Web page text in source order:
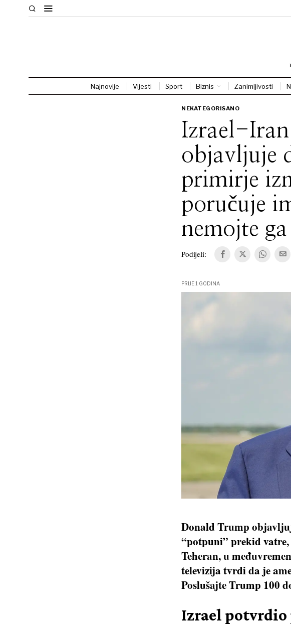
Najnovije Vijesti Sport Biznis Zanimljivosti
NEKATEGORISANO
Izrael-
objavljuje
primirje
poručuje
nemojte
Podijeli:
PRIJE 1 GODINA
Donald Trump
“potpuni” prekid
Teheran, u
televizija tvrdi da je
Poslušajte Trump 100
Izrael